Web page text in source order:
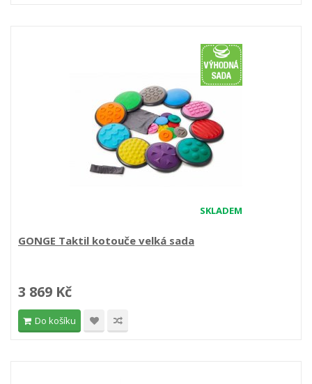
SKLADEM
GONGE Taktil kotouče velká sada
3 869 Kč
Do košíku